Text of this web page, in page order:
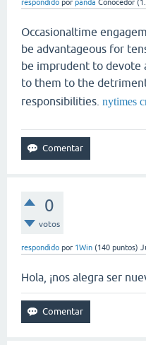
respondido por panda Conocedor (
Occasionaltime
be advantageous for
be imprudent to devote
to them to the
responsibilities. nytimes
0
votos
respondido por 1Win (140 puntos)
Hola, ¡nos alegra ser